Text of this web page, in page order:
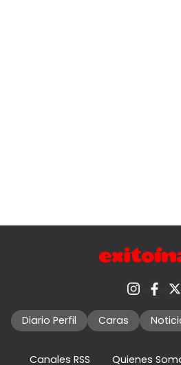
Diario Perfil Caras
Canales RSS Quienes